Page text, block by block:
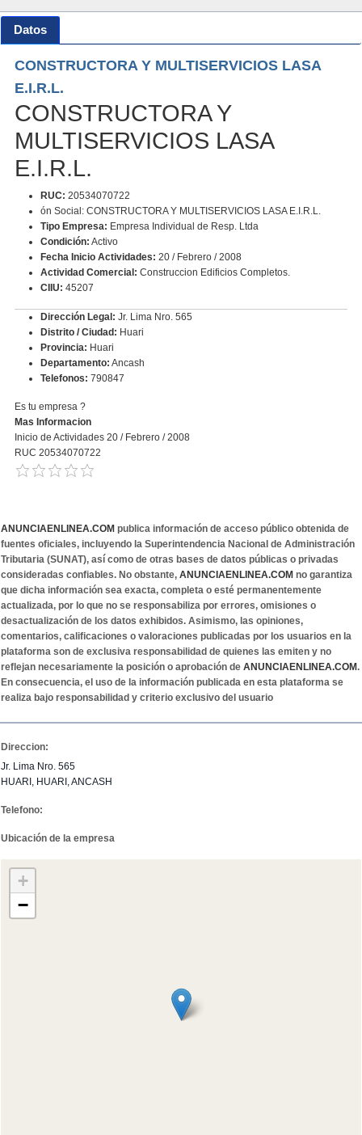
Datos
CONSTRUCTORA Y MULTISERVICIOS LASA
E.I.R.L.
CONSTRUCTORA Y
MULTISERVICIOS LASA
E.I.R.L.
RUC: 20534070722
ón Social: CONSTRUCTORA Y MULTISERVICIOS LASA E.I.R.L.
Tipo Empresa: Empresa Individual de Resp. Ltda
Condición: Activo
Fecha Inicio Actividades: 20 / Febrero / 2008
Actividad Comercial: Construccion Edificios Completos.
CIIU: 45207
Dirección Legal: Jr. Lima Nro. 565
Distrito / Ciudad: Huari
Provincia: Huari
Departamento: Ancash
Telefonos: 790847
Es tu empresa ?
Mas Informacion
Inicio de Actividades 20 / Febrero / 2008
RUC 20534070722
ANUNCIAENLINEA.COM publica información de acceso público obtenida de
fuentes oficiales, incluyendo la Superintendencia Nacional de Administración
Tributaria (SUNAT), así como de otras bases de datos públicas o privadas
consideradas confiables. No obstante, ANUNCIAENLINEA.COM no garantiza
que dicha información sea exacta, completa o esté permanentemente
actualizada, por lo que no se responsabiliza por errores, omisiones o
desactualización de los datos exhibidos. Asimismo, las opiniones,
comentarios, calificaciones o valoraciones publicadas por los usuarios en la
plataforma son de exclusiva responsabilidad de quienes las emiten y no
reflejan necesariamente la posición o aprobación de ANUNCIAENLINEA.COM.
En consecuencia, el uso de la información publicada en esta plataforma se
realiza bajo responsabilidad y criterio exclusivo del usuario
Direccion:
Jr. Lima Nro. 565
HUARI, HUARI, ANCASH
Telefono:
Ubicación de la empresa
+
−